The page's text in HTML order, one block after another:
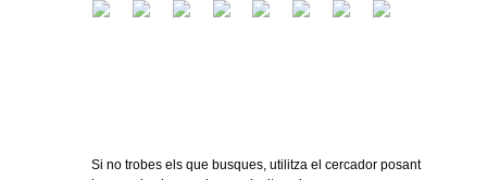
Si no trobes els que busques, utilitza el cercador posant